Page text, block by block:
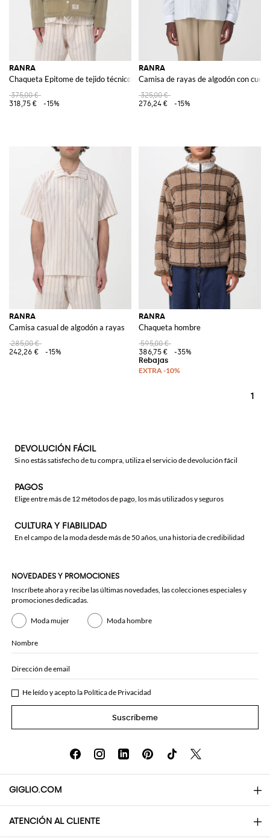
RANRA
Chaqueta Epitome de tejido técnico
375,00 €
318,75 €
-15%
RANRA
Camisa de rayas de algodón con
325,00 €
276,24 €
-15%
RANRA
Camisa casual de algodón a rayas
285,00 €
242,26 €
-15%
RANRA
Chaqueta hombre
595,00 €
386,75 €
-35%
1
DEVOLUCIÓN FÁCIL
Si no estás satisfecho de tu compra, utiliza el servicio de devolución fácil
PAGOS
Elige entre más de 12 métodos de pago, los más utilizados y seguros
CULTURA Y FIABILIDAD
En el campo de la moda desde más de 50 años, una historia de credibilidad
NOVEDADES Y PROMOCIONES
Inscríbete ahora y recibe las últimas novedades, las colecciones especiales y
promociones dedicadas.
Moda mujer Moda hombre
Nombre
Dirección de email
He leído y acepto la Política de Privacidad
Suscríbeme
GIGLIO.COM
About
ATENCIÓN AL CLIENTE